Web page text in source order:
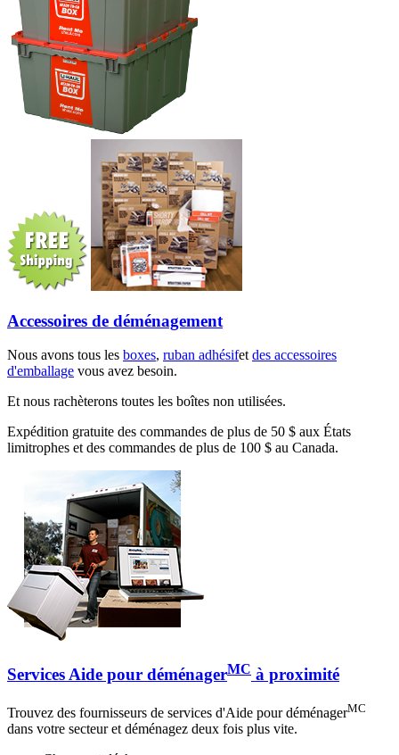
Accessoires de déménagement
Nous avons tous les boxes, ruban adhésifet des accessoires
d'emballage vous avez besoin.
Et nous rachèterons toutes les boîtes non utilisées.
Expédition gratuite des commandes de plus de 50 $ aux États
limitrophes et des commandes de plus de 100 $ au Canada.
Services Aide pour déménagerMC à proximité
Trouvez des fournisseurs de services d'Aide pour déménagerMC
dans votre secteur et déménagez deux fois plus vite.